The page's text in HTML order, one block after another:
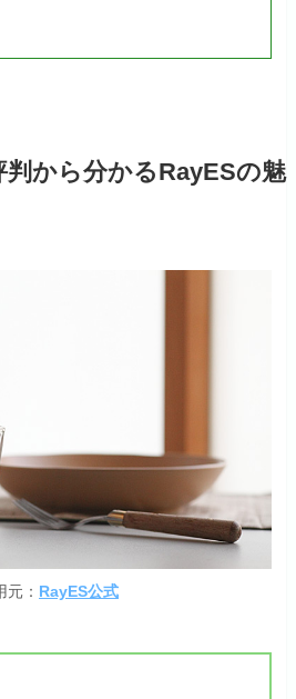
判から分かるRayESの魅
元： RayES公式